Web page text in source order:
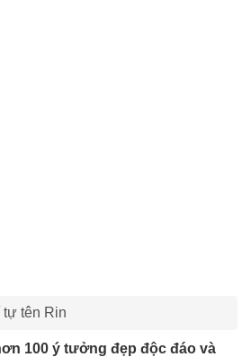
tự tên Rin
100 ý tưởng đẹp độc đáo và